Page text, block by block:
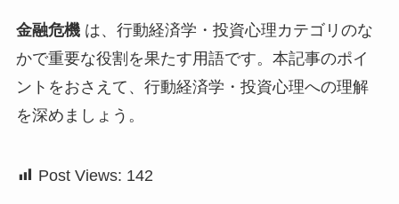
金融危機は、行動経済学・投資心理カテゴリのな
かで重要な役割を果たす用語です。本記事のポイ
ントをおさえて、行動経済学・投資心理への理解
を深めましょう。
Post Views: 142